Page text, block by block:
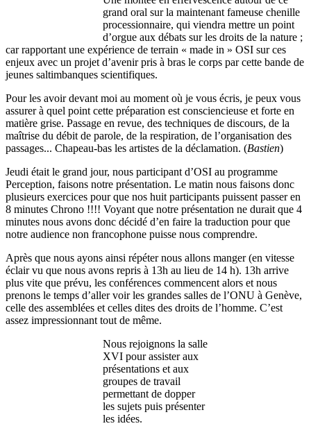
grand oral sur la maintenant fameuse chenille
processionnaire, qui viendra mettre un point
d’orgue aux débats sur les droits de la nature ;
car rapportant une expérience de terrain « made in » OSI sur ces
enjeux avec un projet d’avenir pris à bras le corps par cette bande de
jeunes saltimbanques scientifiques.
Pour les avoir devant moi au moment où je vous écris, je peux vous
assurer à quel point cette préparation est consciencieuse et forte en
matière grise. Passage en revue, des techniques de discours, de la
maîtrise du débit de parole, de la respiration, de l’organisation des
passages... Chapeau-bas les artistes de la déclamation. (Bastien)
Jeudi était le grand jour, nous participant d’OSI au programme
Perception, faisons notre présentation. Le matin nous faisons donc
plusieurs exercices pour que nos huit participants puissent passer en
8 minutes Chrono !!!! Voyant que notre présentation ne durait que 4
minutes nous avons donc décidé d’en faire la traduction pour que
notre audience non francophone puisse nous comprendre.
Après que nous ayons ainsi répéter nous allons manger (en vitesse
éclair vu que nous avons repris à 13h au lieu de 14 h). 13h arrive
plus vite que prévu, les conférences commencent alors et nous
prenons le temps d’aller voir les grandes salles de l’ONU à Genève,
celle des assemblées et celles dites des droits de l’homme. C’est
assez impressionnant tout de même.
Nous rejoignons la salle
XVI pour assister aux
présentations et aux
groupes de travail
permettant de dopper
les sujets puis présenter
les idées.